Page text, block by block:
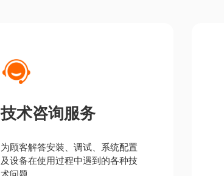
技术咨询服务
为顾客解答安装、调试、系统配置
及设备在使用过程中遇到的各种技
术问题